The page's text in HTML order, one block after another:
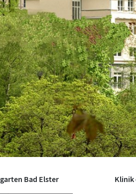
Bad Elster Klinik